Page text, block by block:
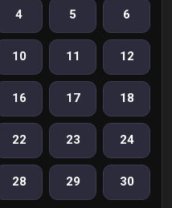
4 5 6
10 11 12
16 17 18
22 23 24
28 29 30